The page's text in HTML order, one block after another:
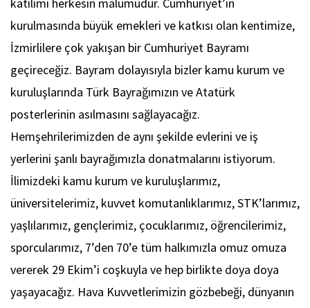
katılımı herkesin malumudur. Cumhuriyet’in
kurulmasında büyük emekleri ve katkısı olan kentimize,
İzmirlilere çok yakışan bir Cumhuriyet Bayramı
geçireceğiz. Bayram dolayısıyla bizler kamu kurum ve
kuruluşlarında Türk Bayrağımızın ve Atatürk
posterlerinin asılmasını sağlayacağız.
Hemşehrilerimizden de aynı şekilde evlerini ve iş
yerlerini şanlı bayrağımızla donatmalarını istiyorum.
İlimizdeki kamu kurum ve kuruluşlarımız,
üniversitelerimiz, kuvvet komutanlıklarımız, STK’larımız,
yaşlılarımız, gençlerimiz, çocuklarımız, öğrencilerimiz,
sporcularımız, 7’den 70’e tüm halkımızla omuz omuza
vererek 29 Ekim’i coşkuyla ve hep birlikte doya doya
yaşayacağız. Hava Kuvvetlerimizin gözbebeği, dünyanın